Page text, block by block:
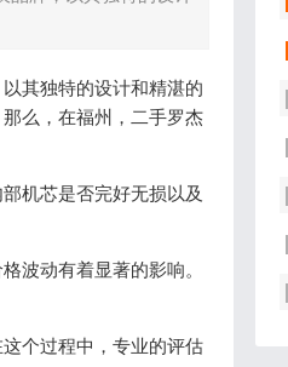
其独特的设计和精湛的
么，在福州，二手罗杰
机芯是否完好无损以及
波动有着显著的影响。
个过程中，专业的评估